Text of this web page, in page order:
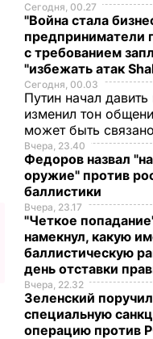
Сегодня, 00.27
"Война стала
предприниматели
с требованием
"избежать атак
Сегодня, 00.03
Путин начал
изменил тон
может быть связано
Вчера, 23.40
Федоров назвал
оружие" против
баллистики
Вчера, 23.17
"Четкое
намекнул, какую
баллистическую
день отставки
Вчера, 22.32
Зеленский
специальную
операцию против